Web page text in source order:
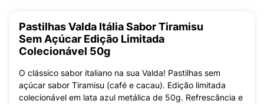
Pastilhas Valda Itália Sabor Tiramisu
Sem Açúcar Edição Limitada
Colecionável 50g
O clássico sabor italiano na sua Valda! Pastilhas sem
açúcar sabor Tiramisu (café e cacau). Edição limitada
colecionável em lata azul metálica de 50g. Refrescância e